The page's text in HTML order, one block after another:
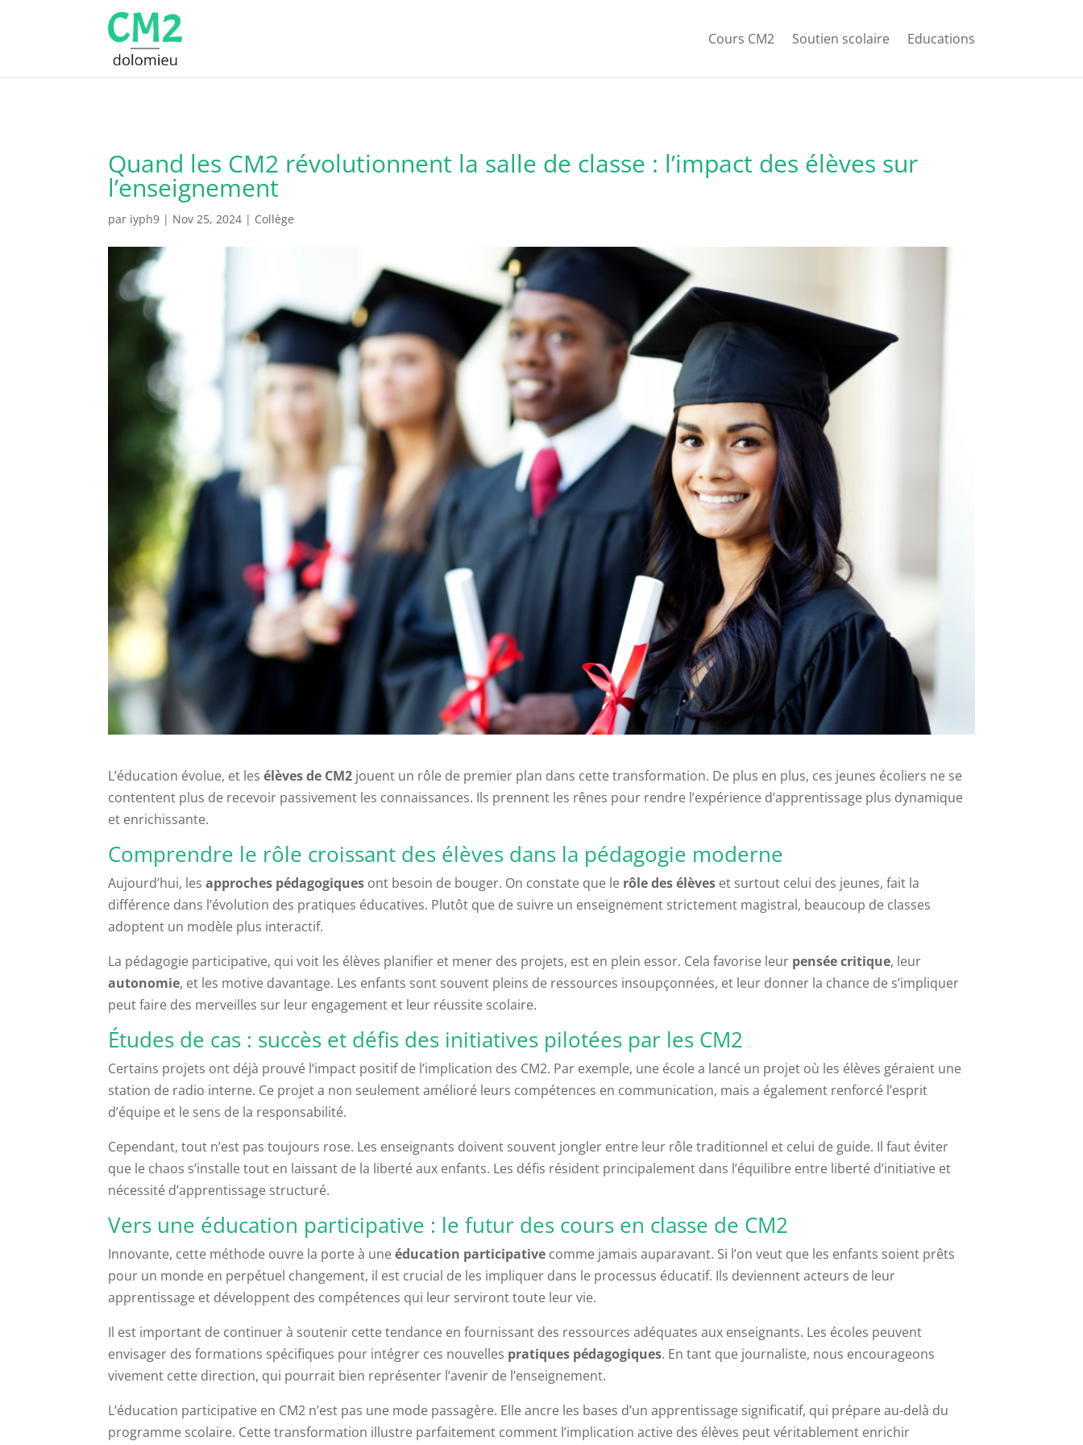
Cours CM2 Soutien scolaire Educations
Quand les CM2 révolutionnent la salle de classe : l’impact des élèves sur
l’enseignement
par iyph9 | Nov 25, 2024 | Collège
L’éducation évolue, et lesélèves de CM2 jouent un rôle de premier plan dans cette transformation. De plus en plus, ces jeunes écoliers ne se
contentent plus de recevoir passivement les connaissances. Ils prennent les rênes pour rendre l’expérience d’apprentissage plus dynamique
et enrichissante.
Comprendre le rôle croissant des élèves dans la pédagogie moderne
Aujourd’hui, lesapproches pédagogiques ont besoin de bouger. On constate que le rôle des élèves et surtout celui des jeunes, fait la
différence dans l’évolution des pratiques éducatives. Plutôt que de suivre un enseignement strictement magistral, beaucoup de classes
adoptent un modèle plus interactif.
La pédagogie participative, qui voit les élèves planifier et mener des projets, est en plein essor. Cela favorise leur pensée critique, leur
autonomie, et les motive davantage. Les enfants sont souvent pleins de ressources insoupçonnées, et leur donner la chance de s’impliquer
peut faire des merveilles sur leur engagement et leur réussite scolaire.
Études de cas : succès et défis des initiatives pilotées par les CM2
Certains projets ont déjà prouvé l’impact positif de l’implication des CM2. Par exemple, une école a lancé un projet où les élèves géraient une
station de radio interne. Ce projet a non seulement amélioré leurs compétences en communication, mais a également renforcé l’esprit
d’équipe et le sens de la responsabilité.
Cependant, tout n’est pas toujours rose. Les enseignants doivent souvent jongler entre leur rôle traditionnel et celui de guide. Il faut éviter
que le chaos s’installe tout en laissant de la liberté aux enfants. Les défis résident principalement dans l’équilibre entre liberté d’initiative et
nécessité d’apprentissage structuré.
Vers une éducation participative : le futur des cours en classe de CM2
Innovante, cette méthode ouvre la porte à uneéducation participative comme jamais auparavant. Si l’on veut que les enfants soient prêts
pour un monde en perpétuel changement, il est crucial de les impliquer dans le processus éducatif. Ils deviennent acteurs de leur
apprentissage et développent des compétences qui leur serviront toute leur vie.
Il est important de continuer à soutenir cette tendance en fournissant des ressources adéquates aux enseignants. Les écoles peuvent
envisager des formations spécifiques pour intégrer ces nouvelles pratiques pédagogiques. En tant que journaliste, nous encourageons
vivement cette direction, qui pourrait bien représenter l’avenir de l’enseignement.
L’éducation participative en CM2 n’est pas une mode passagère. Elle ancre les bases d’un apprentissage significatif, qui prépare au-delà du
programme scolaire. Cette transformation illustre parfaitement comment l’implication active des élèves peut véritablement enrichir